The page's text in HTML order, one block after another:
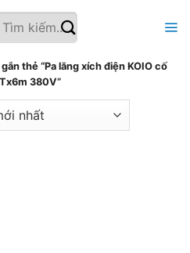
thẻ “Pa lăng xích điện KOIO cố
380V”